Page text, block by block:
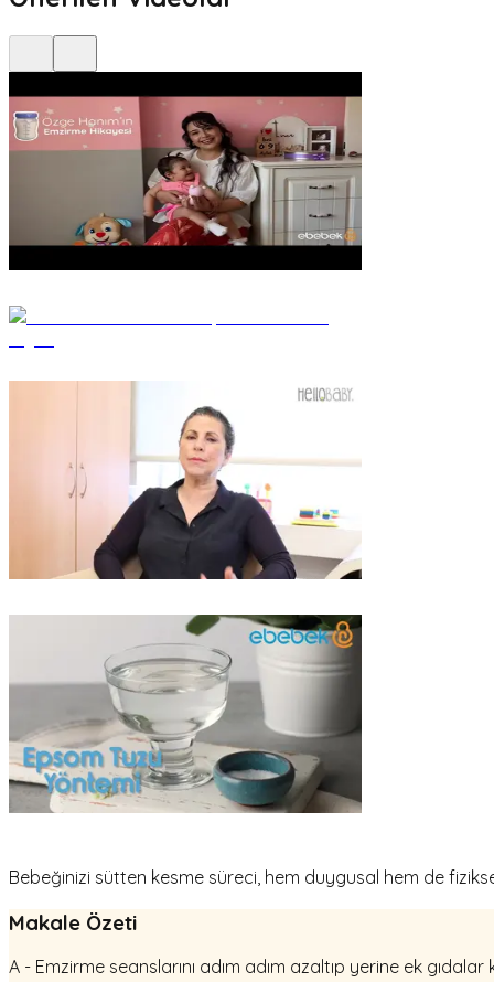
Bebeğinizi sütten kesme süreci, hem duygusal hem de
Makale Özeti
A - Emzirme seanslarını adım adım azaltıp yerine ek